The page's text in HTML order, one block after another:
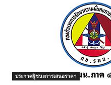
ประกาศผู้ชนะการเสนอราคา